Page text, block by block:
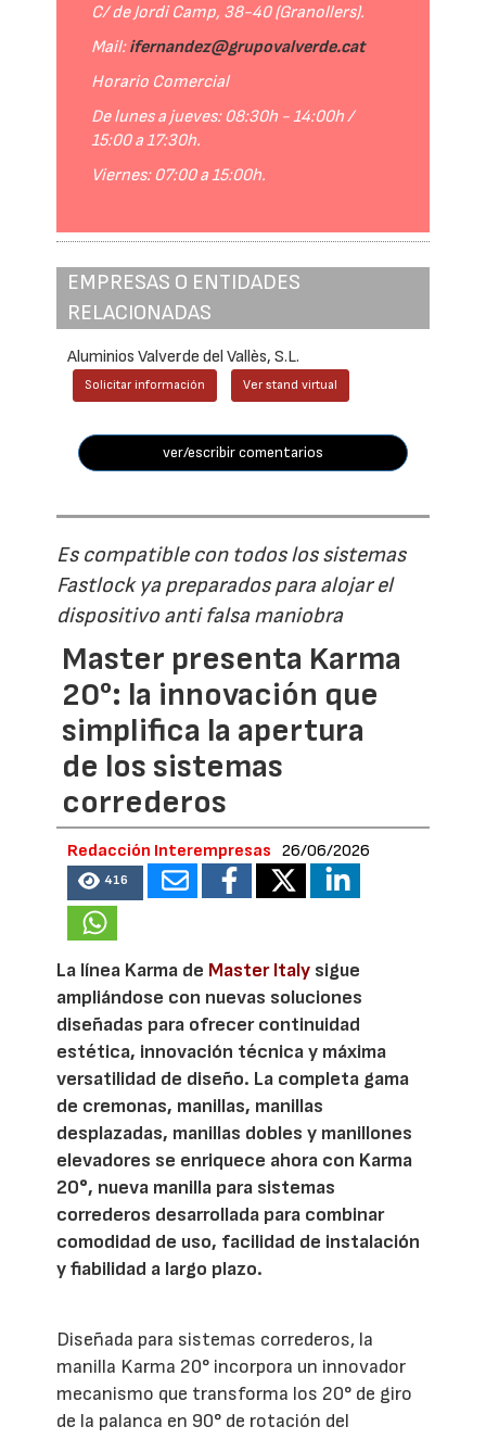
C/ de Jordi Camp, 38-40 (Granollers).
Mail:ifernandez@grupovalverde.cat
Horario Comercial
De lunes a jueves: 08:30h - 14:00h /
15:00 a 17:30h.
Viernes: 07:00 a 15:00h.
EMPRESAS O ENTIDADES
RELACIONADAS
Aluminios Valverde del Vallès, S.L.
Solicitar información Ver stand virtual
ver/escribir comentarios
Es compatible con todos los sistemas
Fastlock ya preparados para alojar el
dispositivo anti falsa maniobra
Master presenta Karma
20°: la innovación que
simplifica la apertura
de los sistemas
correderos
Redacción Interempresas 26/06/2026
416
La línea Karma de Master Italy sigue
ampliándose con nuevas soluciones
diseñadas para ofrecer continuidad
estética, innovación técnica y máxima
versatilidad de diseño. La completa gama
de cremonas, manillas, manillas
desplazadas, manillas dobles y manillones
elevadores se enriquece ahora con Karma
20°, nueva manilla para sistemas
correderos desarrollada para combinar
comodidad de uso, facilidad de instalación
y fiabilidad a largo plazo.
Diseñada para sistemas correderos, la
manilla Karma 20° incorpora un innovador
mecanismo que transforma los 20° de giro
de la palanca en 90° de rotación del